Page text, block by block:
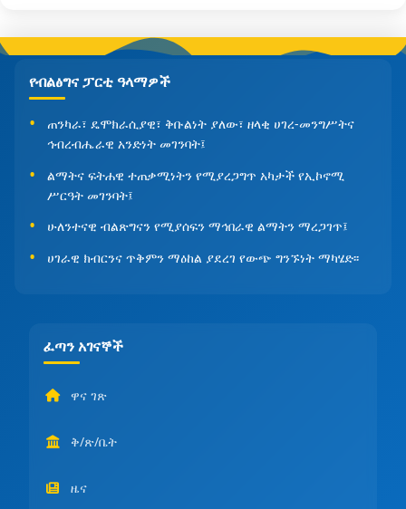
የብልፅግና ፓርቲ ዓላማዎች
ጠንካራ፣ ዴሞክራሲያዊ፣ ቅቡልነት ያለው፣ ዘላቂ ሀገረ-መንግሥትና
ኅብረብሔራዊ አንድነት መገንባት፤
ልማትና ፍትሐዊ ተጠቃሚነትን የሚያረጋግጥ አካታች የኢኮኖሚ
ሥርዓት መገንባት፤
ሁለንተናዊ ብልጽግናን የሚያሰፍን ማኅበራዊ ልማትን ማረጋገጥ፤
ሀገራዊ ክብርንና ጥቅምን ማዕከል ያደረገ የውጭ ግንኙነት ማካሄድ፡፡
ፈጣን አገናኞች
ዋና ገጽ
ቅ/ጽ/ቤት
ዜና